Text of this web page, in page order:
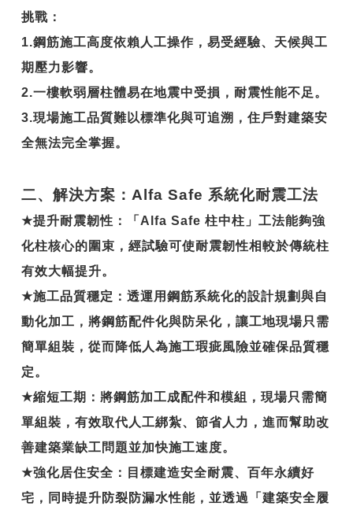
挑戰：
1.鋼筋施工高度依賴人工操作，易受經驗、天候與工
期壓力影響。
2.一樓軟弱層柱體易在地震中受損，耐震性能不足。
3.現場施工品質難以標準化與可追溯，住戶對建築安
全無法完全掌握。
二、解決方案：Alfa Safe 系統化耐震工法
★提升耐震韌性 ：「Alfa Safe 柱中柱」工法能夠強
化柱核心的圍束，經試驗可使耐震韌性相較於傳統柱
有效大幅提升。
★施工品質穩定 ：透運用鋼筋系統化的設計規劃與自
動化加工，將鋼筋配件化與防呆化，讓工地現場只需
簡單組裝，從而降低人為施工瑕疵風險並確保品質穩
定。
★縮短工期 ：將鋼筋加工成配件和模組，現場只需簡
單組裝，有效取代人工綁紮、節省人力，進而幫助改
善建築業缺工問題並加快施工速度。
★強化居住安全 ：目標建造安全耐震、百年永續好
宅，同時提升防裂防漏水性能，並透過「建築安全履